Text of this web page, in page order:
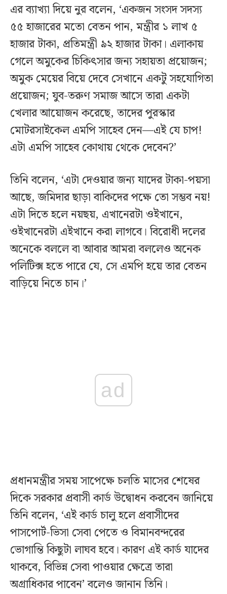
এর ব্যাখ্যা দিয়ে নুর বলেন, ‘একজন সংসদ সদস্য
৫৫ হাজারের মতো বেতন পান, মন্ত্রীর ১ লাখ ৫
হাজার টাকা, প্রতিমন্ত্রী ৯২ হাজার টাকা। এলাকায়
গেলে অমুকের চিকিৎসার জন্য সহায়তা প্রয়োজন;
অমুক মেয়ের বিয়ে দেবে সেখানে একটু সহযোগিতা
প্রয়োজন; যুব-তরুণ সমাজ আসে তারা একটা
খেলার আয়োজন করেছে, তাদের পুরস্কার
মোটরসাইকেল এমপি সাহেব দেন—এই যে চাপ!
এটা এমপি সাহেব কোথায় থেকে দেবেন?’
তিনি বলেন, ‘এটা দেওয়ার জন্য যাদের টাকা-পয়সা
আছে, জমিদার ছাড়া বাকিদের পক্ষে তো সম্ভব নয়!
এটা দিতে হলে নয়ছয়, এখানেরটা ওইখানে,
ওইখানেরটা এইখানে করা লাগবে। বিরোধী দলের
অনেকে বললে বা আবার আমরা বললেও অনেক
পলিটিক্স হতে পারে যে, সে এমপি হয়ে তার বেতন
বাড়িয়ে নিতে চান।’
ad
প্রধানমন্ত্রীর সময় সাপেক্ষে চলতি মাসের শেষের
দিকে সরকার প্রবাসী কার্ড উদ্বোধন করবেন জানিয়ে
তিনি বলেন, ‘এই কার্ড চালু হলে প্রবাসীদের
পাসপোর্ট-ভিসা সেবা পেতে ও বিমানবন্দরের
ভোগান্তি কিছুটা লাঘব হবে। কারণ এই কার্ড যাদের
থাকবে, বিভিন্ন সেবা পাওয়ার ক্ষেত্রে তারা
অগ্রাধিকার পাবেন’ বলেও জানান তিনি।